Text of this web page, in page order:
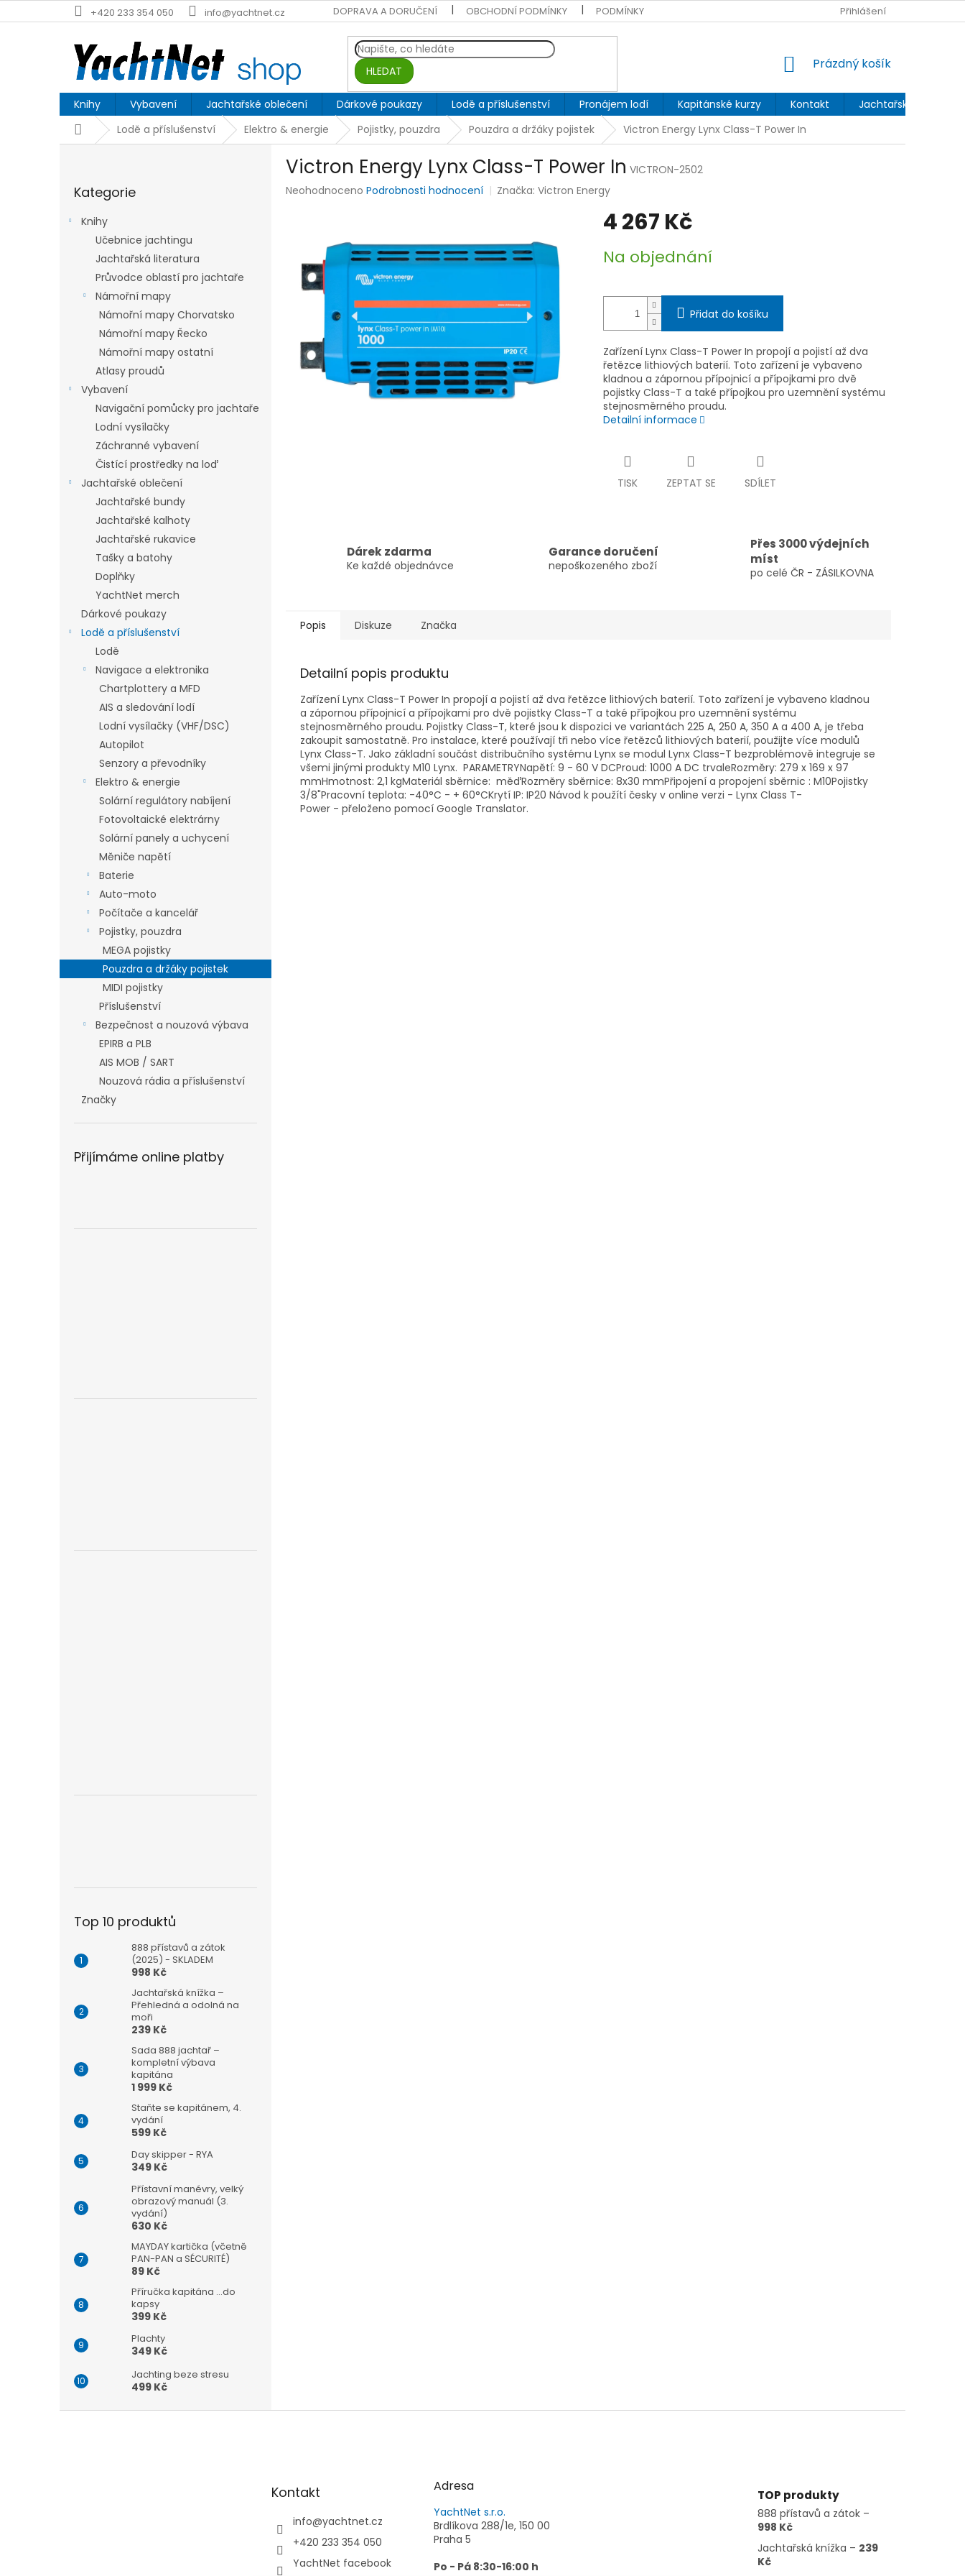
na
+420 233 354 050 info@yachtnet.cz DOPRAVA A DORUČENÍ OBCHODNÍ PODMÍNKY PODMÍNKY OCHRANY OSOBNÍCH ÚDAJŮ Přihlášení
HLEDAT
NÁKUPNÍ
Prázdný košík
Knihy Vybavení Jachtařské oblečení Dárkové poukazy Lodě a příslušenství Pronájem lodí Kapitánské kurzy Kontakt
Jachtařský blog
DomůLodě a příslušenství Elektro & energie Pojistky, pouzdra Pouzdra a držáky pojistek Victron Energy Lynx Class-T Power In
kategorie
Kategorie
Knihy
Učebnice jachtingu
Jachtařská literatura
Průvodce oblastí pro jachtaře
Námořní mapy
Námořní mapy Chorvatsko
Námořní mapy Řecko
Námořní mapy ostatní
Atlasy proudů
Vybavení
Navigační pomůcky pro jachtaře
Lodní vysílačky
Záchranné vybavení
Čistící prostředky na loď
Jachtařské oblečení
Jachtařské bundy
Jachtařské kalhoty
Jachtařské rukavice
Tašky a batohy
Doplňky
YachtNet merch
Dárkové poukazy
Lodě a příslušenství
Lodě
Navigace a elektronika
Chartplottery a MFD
AIS a sledování lodí
Lodní vysílačky (VHF/DSC)
Autopilot
Senzory a převodníky
Elektro & energie
Solární regulátory nabíjení
Fotovoltaické elektrárny
Solární panely a uchycení
Měniče napětí
Baterie
Auto-moto
Počítače a kancelář
Pojistky, pouzdra
MEGA pojistky
Pouzdra a držáky pojistek
MIDI pojistky
Příslušenství
Bezpečnost a nouzová výbava
EPIRB a PLB
AIS MOB / SART
Nouzová rádia a příslušenství
Značky
Přijímáme online platby
Top 10 produktů
888 přístavů a zátok
(2025) - SKLADEM
998 Kč
Jachtařská knížka –
Přehledná a odolná na
moři
239 Kč
Sada 888 jachtař –
kompletní výbava
kapitána
1 999 Kč
Staňte se kapitánem, 4.
vydání
599 Kč
Day skipper - RYA
349 Kč
Přístavní manévry, velký
obrazový manuál (3.
vydání)
630 Kč
MAYDAY kartička (včetně
PAN-PAN a SÉCURITÉ)
89 Kč
Příručka kapitána ...do
kapsy
399 Kč
Plachty
349 Kč
Jachting beze stresu
499 Kč
Victron Energy Lynx Class-T Power In VICTRON-2502
Průměrné
hvězdiček.
Neohodnoceno Podrobnosti hodnocení Značka:Victron Energy
4 267 Kč
cena:
Na objednání
Přidat do košíku
Zařízení Lynx Class-T Power In propojí a pojistí až dva
řetězce lithiových baterií. Toto zařízení je vybaveno
kladnou a zápornou přípojnicí a přípojkami pro dvě
pojistky Class-T a také přípojkou pro uzemnění systému
stejnosměrného proudu.
Detailní informace
TISK ZEPTAT SE SDÍLET
Dárek zdarma
Ke každé objednávce
Garance doručení
nepoškozeného zboží
Přes 3000 výdejních
míst
po celé ČR - ZÁSILKOVNA
Popis Diskuze Značka
Detailní popis produktu
Zařízení Lynx Class-T Power In propojí a pojistí až dva řetězce lithiových baterií. Toto zařízení je vybaveno kladnou
a zápornou přípojnicí a přípojkami pro dvě pojistky Class-T a také přípojkou pro uzemnění systému
stejnosměrného proudu. Pojistky Class-T, které jsou k dispozici ve variantách 225 A, 250 A, 350 A a 400 A, je třeba
zakoupit samostatně. Pro instalace, které používají tři nebo více řetězců lithiových baterií, použijte více modulů
Lynx Class-T. Jako základní součást distribučního systému Lynx se modul Lynx Class-T bezproblémově integruje se
všemi jinými produkty M10 Lynx. PARAMETRYNapětí: 9 - 60 V DCProud: 1000 A DC trvaleRozměry: 279 x 169 x 97
mmHmotnost: 2,1 kgMateriál sběrnice: měďRozměry sběrnice: 8x30 mmPřipojení a propojení sběrnic : M10Pojistky
3/8"Pracovní teplota: -40°C - + 60°CKrytí IP: IP20 Návod k použítí česky v online verzi - Lynx Class T-
Power - přeloženo pomocí Google Translator.
Kontakt
info@yachtnet.cz
+420 233 354 050
YachtNet facebook
Adresa
YachtNet s.r.o.
Brdlíkova 288/1e, 150 00
Praha 5
Po - Pá 8:30-16:00 h
TOP produkty
888 přístavů a zátok –
998 Kč
Jachtařská knížka – 239
Kč